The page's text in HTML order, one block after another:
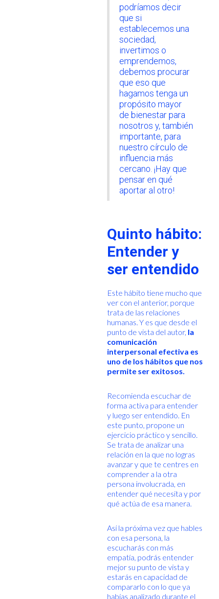
podríamos decir
que si
establecemos una
sociedad,
invertimos o
emprendemos,
debemos procurar
que eso que
hagamos tenga un
propósito mayor
de bienestar para
nosotros y, también
importante, para
nuestro círculo de
influencia más
cercano. ¡Hay que
pensar en qué
aportar al otro!
Quinto hábito:
Entender y
ser entendido
Este hábito tiene mucho que
ver con el anterior, porque
trata de las relaciones
humanas. Y es que desde el
punto de vista del autor, la
comunicación
interpersonal efectiva es
uno de los hábitos que nos
permite ser exitosos.
Recomienda escuchar de
forma activa para entender
y luego ser entendido. En
este punto, propone un
ejercicio práctico y sencillo.
Se trata de analizar una
relación en la que no logras
avanzar y que te centres en
comprender a la otra
persona involucrada, en
entender qué necesita y por
qué actúa de esa manera.
Así la próxima vez que hables
con esa persona, la
escucharás con más
empatía, podrás entender
mejor su punto de vista y
estarás en capacidad de
compararlo con lo que ya
habías analizado durante el